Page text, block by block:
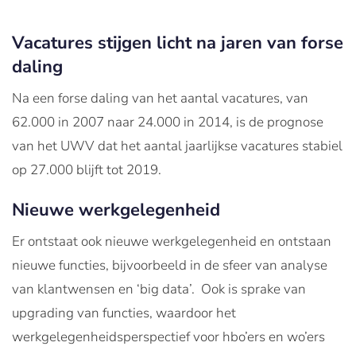
Vacatures stijgen licht na jaren van forse
daling
Na een forse daling van het aantal vacatures, van
62.000 in 2007 naar 24.000 in 2014, is de prognose
van het UWV dat het aantal jaarlijkse vacatures stabiel
op 27.000 blijft tot 2019.
Nieuwe werkgelegenheid
Er ontstaat ook nieuwe werkgelegenheid en ontstaan
nieuwe functies, bijvoorbeeld in de sfeer van analyse
van klantwensen en ‘big data’. Ook is sprake van
upgrading van functies, waardoor het
werkgelegenheidsperspectief voor hbo’ers en wo’ers